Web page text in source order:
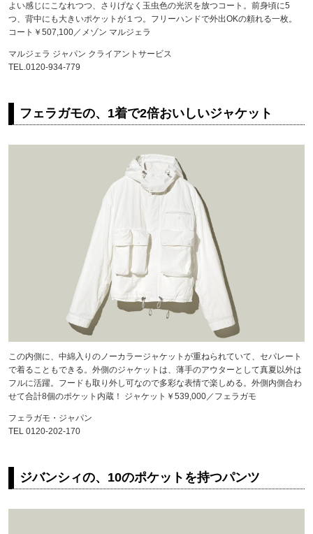
よい感じにこなれつつ、さりげなく玉虫色の光沢を放つコート。前身頃に5
つ、背中にも大きいポケットが１つ。フリーハンドで外出OKの頼れる一枚。
コート￥507,100／メゾン マルジェラ
マルジェラ ジャパン クライアントサービス
TEL.0120-934-779
フェラガモの、1着で2倍おいしいジャケット
この内側に、中綿入りのノーカラージャケットが重ねられていて、セパレート
で着ることもできる。外側のジャケットは、薄手のアウターとして真夏以外は
フルに活躍。フードも取り外し可なので多彩な表情で楽しめる。外側内側合わ
せて合計8個のポケット内蔵！ ジャケット￥539,000／フェラガモ
フェラガモ・ジャパン
TEL 0120-202-170
ジバンシィの、10のポケットを持つパンツ